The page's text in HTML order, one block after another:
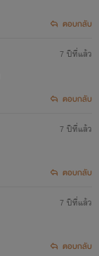
ตอบกลับ
7 ปีที่แล้ว
ตอบกลับ
7 ปีที่แล้ว
ตอบกลับ
7 ปีที่แล้ว
ตอบกลับ